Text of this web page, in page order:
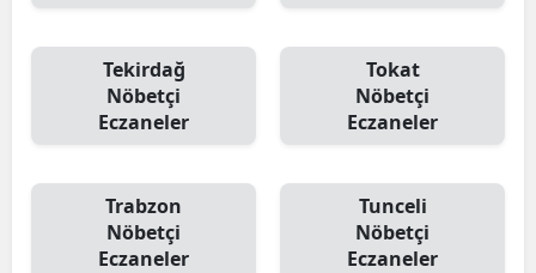
Tekirdağ
Nöbetçi
Eczaneler
Tokat
Nöbetçi
Eczaneler
Trabzon
Nöbetçi
Eczaneler
Tunceli
Nöbetçi
Eczaneler